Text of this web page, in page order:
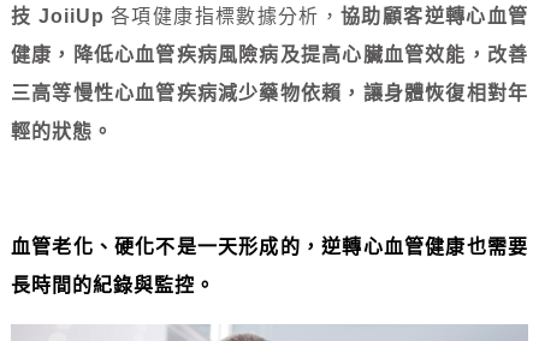
技 JoiiUp 各項健康指標數據分析，協助顧客逆轉心血管
健康，降低心血管疾病風險病及提高心臟血管效能，改善
三高等慢性心血管疾病減少藥物依賴，讓身體恢復相對年
輕的狀態。
血管老化、硬化不是一天形成的，逆轉心血管健康也需要
長時間的紀錄與監控。